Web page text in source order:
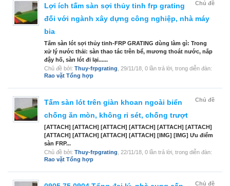
Chủ đề
Lợi ích tấm sàn sợi thủy tinh frp grating
đối với ngành xây dựng công nghiệp, nhà máy
bia
Tấm sàn lót sợi thủy tinh-FRP GRATING dùng làm gì: Trong
xử lý nước thải: sàn thao tác trên bể, mương thoát nước, nắp
đậy hố, sàn lót đi lại......
Chủ đề bởi: Thuy-frpgrating 29/11/18 , 0 lần trả lời, trong diễn đàn:
Rao vặt Tổng hợp
Chủ đề
Tấm sàn lót trên giàn khoan ngoài biển
chống ăn mòn, không rỉ sét, chống trượt
[ATTACH] [ATTACH] [ATTACH] [ATTACH] [ATTACH] [ATTACH]
[ATTACH] [ATTACH] [ATTACH] [ATTACH] [IMG] [IMG] Ưu điểm
sàn FRP...
Chủ đề bởi: Thuy-frpgrating 22/11/18 , 0 lần trả lời, trong diễn đàn:
Rao vặt Tổng hợp
Chủ đề